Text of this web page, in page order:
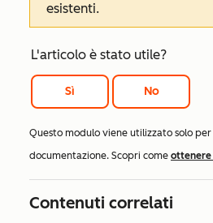
esistenti.
L'articolo è stato utile?
Sì No
Questo modulo viene utilizzato solo
documentazione. Scopri come ottenere
Contenuti correlati